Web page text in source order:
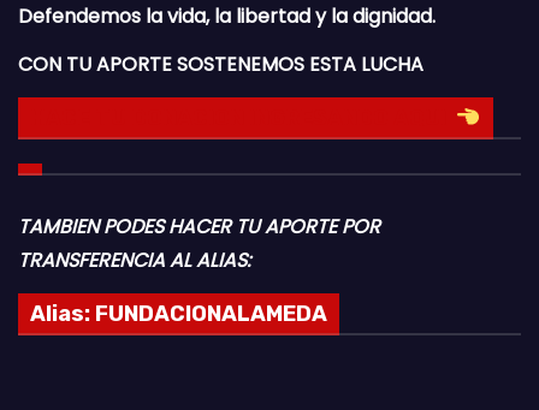
Defendemos la vida, la libertad y la dignidad.
CON TU APORTE SOSTENEMOS ESTA LUCHA
TAMBIEN PODES HACER TU APORTE POR
TRANSFERENCIA AL ALIAS:
Alias: FUNDACIONALAMEDA